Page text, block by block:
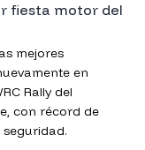
fiesta motor del
mejores
en
Rally del
con récord de